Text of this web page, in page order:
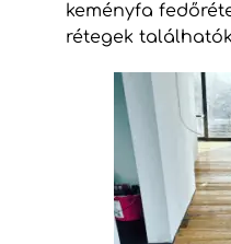
keményfa
rétegek